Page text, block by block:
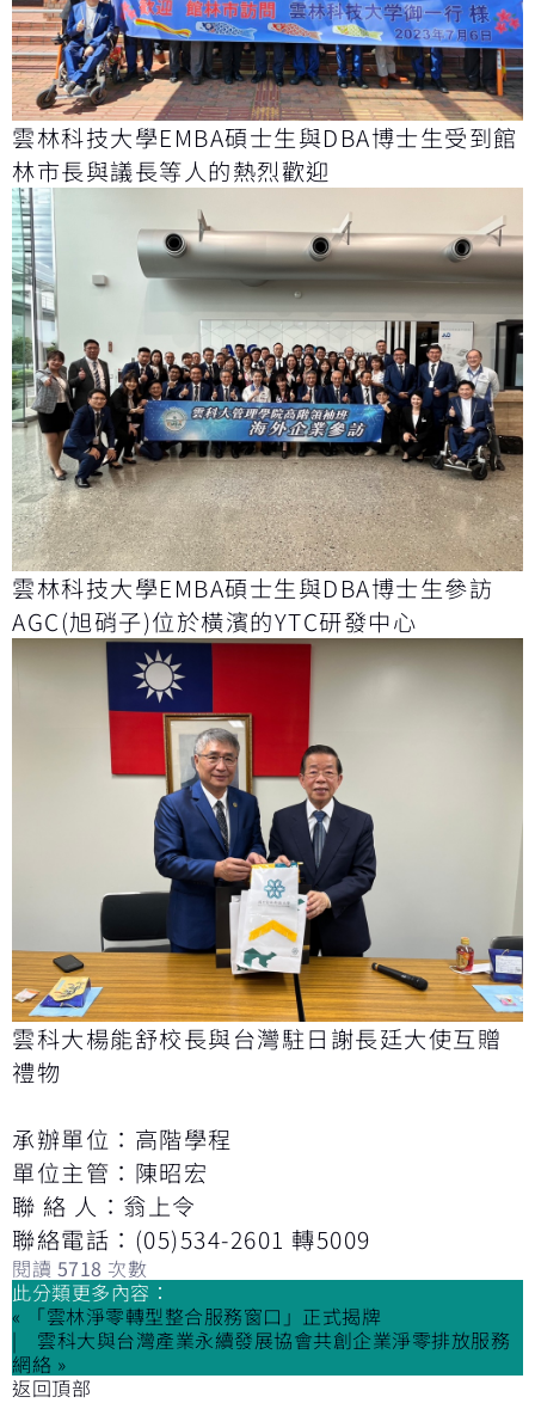
雲林科技大學EMBA碩士生與DBA博士生受到館
林市長與議長等人的熱烈歡迎
雲林科技大學EMBA碩士生與DBA博士生參訪
AGC(旭硝子)位於橫濱的YTC研發中心
雲科大楊能舒校長與台灣駐日謝長廷大使互贈
禮物
承辦單位：高階學程
單位主管：陳昭宏
聯 絡 人：翁上令
聯絡電話：(05)534-2601 轉5009
閱讀 5718 次數
此分類更多內容：
« 「雲林淨零轉型整合服務窗口」正式揭牌
雲科大與台灣產業永續發展協會共創企業淨零排放服務
網絡 »
返回頂部